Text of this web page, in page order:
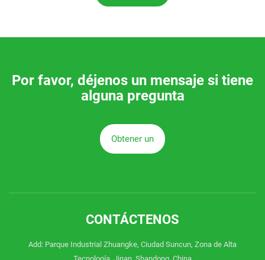
Por favor, déjenos un mensaje si tiene
alguna pregunta
Obtener un
CONTÁCTENOS
Add: Parque Industrial Zhuangke, Ciudad Suncun, Zona de Alta